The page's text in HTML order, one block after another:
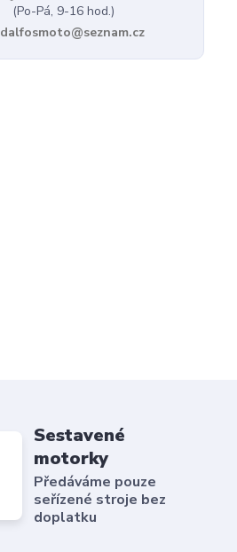
(Po-Pá, 9-16 hod.)
dalfosmoto@seznam.cz
Sestavené
motorky
Předáváme pouze
seřízené stroje bez
doplatku